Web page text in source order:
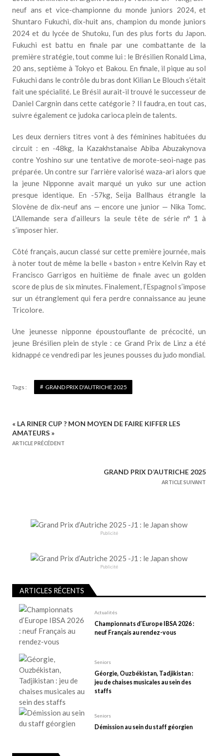
neuf ans et vice-championne du monde juniors 2024, et
Shuntaro Fukuchi, dix-huit ans, champion du monde juniors
2024 et du lycée de Shutoku, l’un des plus forts du Japon.
Fukuchi est battu en finale par une combattante de la
première stratégie, tout comme lui : le Brésilien Ronald Lima,
20 ans, septième à Tokyo et Bakou. En finale, il pique au sol
Fukuchi dans le contrôle du bras dont Kilian Le Blouch s’était
fait une spécialité. Le Brésil aurait-il trouvé le successeur de
Daniel Cargnin dans cette catégorie ? Il faudra, en tout cas,
suivre également ce judoka carioca plein de talents.
Les deux derniers titres vont à des féminines habituées du
circuit : en -48kg, la Kazakhstanaise Abiba Abuzakynova
contre Yoshino sur une tentative de morote-seoi-nage pas
préparée. Un contre sur l’arrière valorisé waza-ari alors que
la jeune Nipponne avait marqué un yuko sur une action
presque identique. En -57kg, Seija Ballhaus étrangle la
Slovène de dix-neuf ans — encore une junior — Nika Tomc.
L’Allemande sera d’ailleurs la seule tête de série n° 1 à
s’imposer hier.
Côté français, aucun classé sur cette première journée, mais
à noter tout de même la belle « baston » entre Kelvin Ray et
Francisco Garrigos en huitième de finale avec un golden
score de plus de six minutes. Finalement, l’Espagnol s’impose
sur un étranglement qui fera perdre connaissance au jeune
Tricolore.
Une jeunesse nipponne époustouflante de précocité, un
jeune Brésilien plein de style : ce Grand Prix de Linz a été
kidnappé ce vendredi par les jeunes pousses du judo mondial.
Tags : GRAND PRIX D'AUTRICHE 2025
N
a
l
’
« LA RINER CUP ? MON MOYEN DE FAIRE KIFFER LES
AMATEURS »
ARTICLE PRÉCÉDENT
GRAND PRIX D’AUTRICHE 2025
ARTICLE SUIVANT
Publicité
Publicité
ARTICLES RÉCENTS
Actualités
Championnats d’Europe IBSA 2026 :
neuf Français au rendez-vous
Seniors
Géorgie, Ouzbékistan, Tadjikistan :
jeu de chaises musicales au sein des
staffs
Seniors
Démission au sein du staff géorgien